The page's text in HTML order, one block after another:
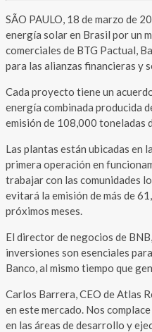
SÃO PAULO, 18 de marzo de
energía solar en Brasil por un
comerciales de BTG Pactual,
para las alianzas financieras y
Cada proyecto tiene un
energía combinada producida
emisión de 108,000 toneladas
Las plantas están ubicadas en
primera operación en
trabajar con las comunidades
evitará la emisión de más de
próximos meses.
El director de negocios de
inversiones son esenciales
Banco, al mismo tiempo que
Carlos Barrera, CEO de Atlas
en este mercado. Nos
en las áreas de desarrollo y